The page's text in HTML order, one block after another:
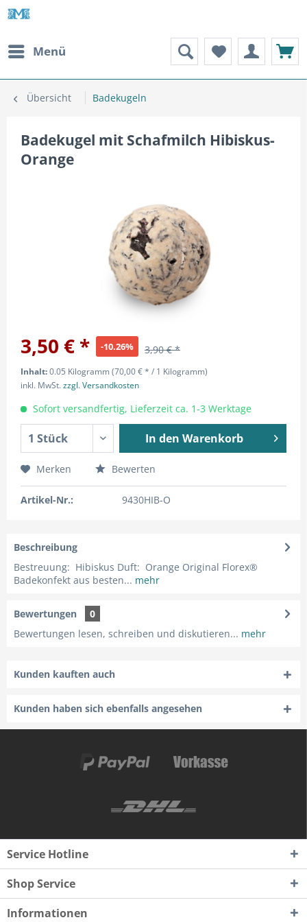
Menü
Übersicht Badekugeln
Badekugel mit Schafmilch Hibiskus-
Orange
3,50 € * -10.26% 3,90 € *
Inhalt:0.05 Kilogramm (70,00 € * / 1 Kilogramm)
inkl. MwSt.zzgl. Versandkosten
Sofort versandfertig, Lieferzeit ca. 1-3 Werktage
In den Warenkorb
Merken Bewerten
Artikel-Nr.: 9430HIB-O
Beschreibung
Bestreuung: Hibiskus Duft: Orange Original Florex®
Badekonfekt aus besten... mehr
Bewertungen
0
Bewertungen lesen, schreiben und diskutieren... mehr
Kunden kauften auch
Kunden haben sich ebenfalls angesehen
Service Hotline
Shop Service
Informationen